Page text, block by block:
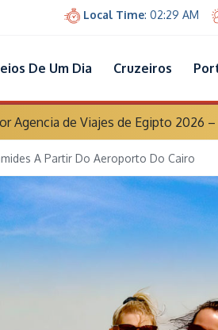
Local Time: 02:29 AM
De Um Dia Cruzeiros
Agencia de Viajes de Egipto 2026
A Partir Do Aeroporto Do Cairo